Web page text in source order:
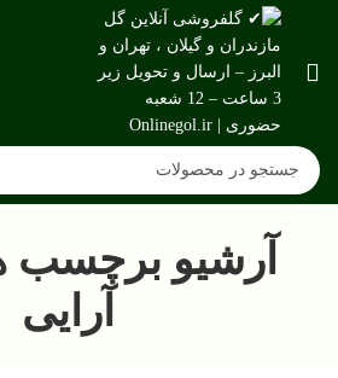
آرشیو برچسب
آرایی